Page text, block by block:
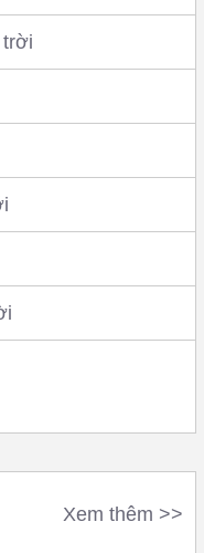
Xem thêm >>